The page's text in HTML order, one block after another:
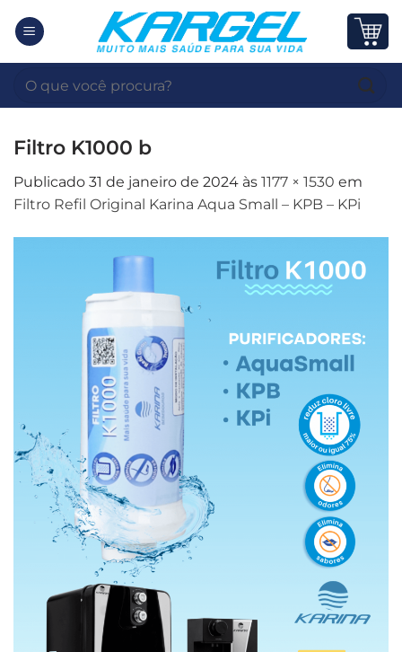
Pesquisar
Filtro K1000 b
Publicado 31 de janeiro de 2024 às 1177 × 1530 em
Filtro Refil Original Karina Aqua Small – KPB – KPi